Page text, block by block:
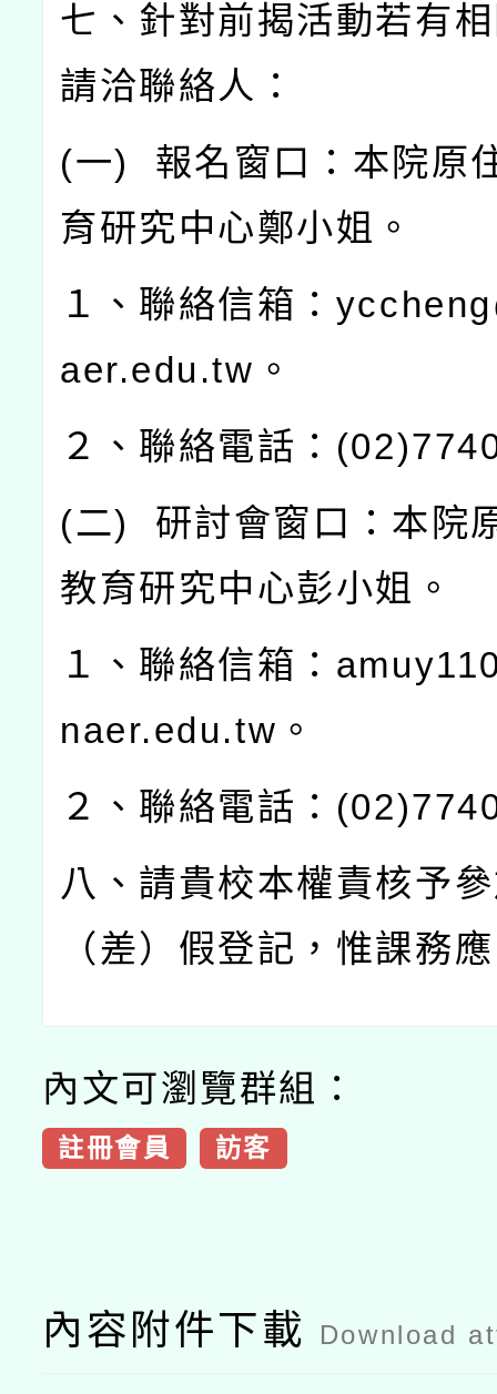
七、針對前揭活動若有
請洽聯絡人：
(一) 報名窗口：本院原
育研究中心鄭小姐。
１、聯絡信箱：
aer.edu.tw 。
２、聯絡電話：
(二) 研討會窗口：本院
教育研究中心彭小姐。
１、聯絡信箱：
naer.edu.tw 。
２、聯絡電話：
八、請貴校本權責核予
（差）假登記，惟課務
內文可瀏覽群組：
註冊會員 訪客
內容附件下載 Download